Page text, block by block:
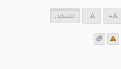
+
- التشكيل